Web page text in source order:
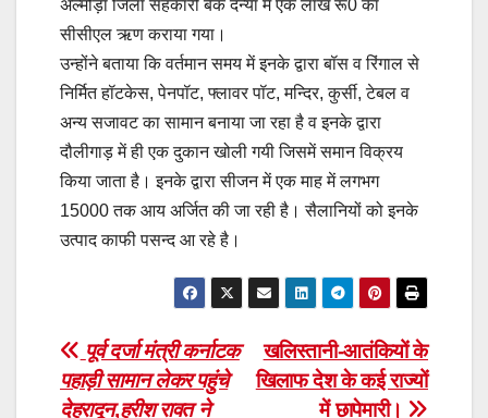
अल्मोड़ा जिला सहकारी बैंक दन्या में एक लाख रू0 का
सीसीएल ऋण कराया गया।
उन्होंने बताया कि वर्तमान समय में इनके द्वारा बॉस व रिंगाल से
निर्मित हॉटकेस, पेनपॉट, फ्लावर पॉट, मन्दिर, कुर्सी, टेबल व
अन्य सजावट का सामान बनाया जा रहा है व इनके द्वारा
दौलीगाड़ में ही एक दुकान खोली गयी जिसमें समान विक्रय
किया जाता है। इनके द्वारा सीजन में एक माह में लगभग
15000 तक आय अर्जित की जा रही है। सैलानियों को इनके
उत्पाद काफी पसन्द आ रहे है।
Post
navigation
खलिस्तानी-आतंकियों के
खिलाफ देश के कई राज्यों
में छापेमारी।
पूर्व दर्जा मंत्री कर्नाटक
पहाड़ी सामान लेकर पहुंचे
देहरादून,हरीश रावत ने